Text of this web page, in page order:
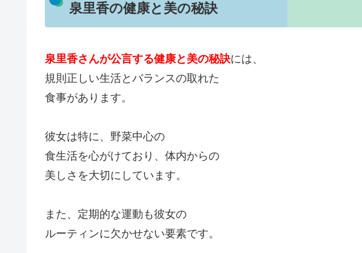
泉里香の健康と美の秘訣
泉里香さんが公言する健康と美の秘訣には、
規則正しい生活とバランスの取れた
食事があります。
彼女は特に、野菜中心の
食生活を心がけており、体内からの
美しさを大切にしています。
また、定期的な運動も彼女の
ルーティンに欠かせない要素です。